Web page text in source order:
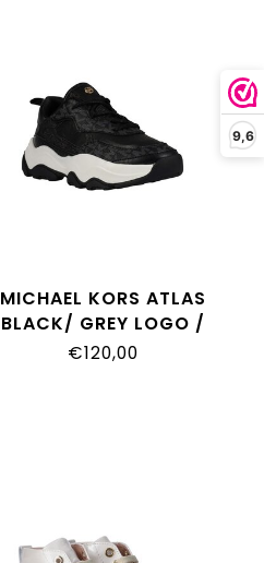
9,6
MICHAEL KORS ATLAS
BLACK/ GREY LOGO /
BLACK FOLD CRINKLE
€120,00